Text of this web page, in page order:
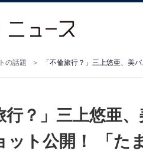
の話題
行？」三上悠亜
ット公開！ 「た